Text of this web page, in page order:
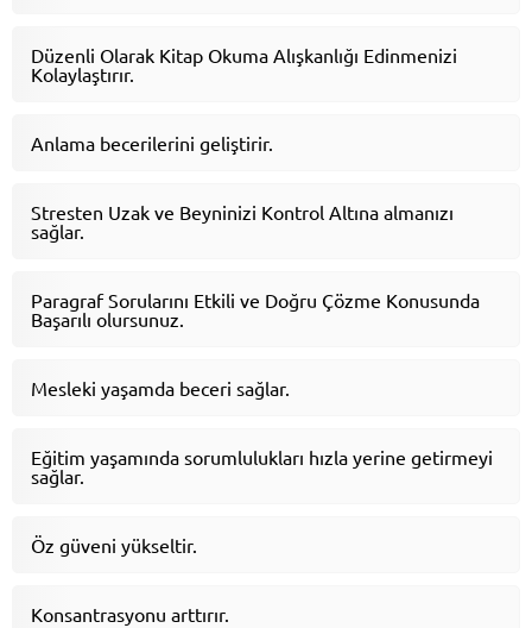
Düzenli Olarak Kitap Okuma Alışkanlığı Edinmenizi
Kolaylaştırır.
Anlama becerilerini geliştirir.
Stresten Uzak ve Beyninizi Kontrol Altına almanızı
sağlar.
Paragraf Sorularını Etkili ve Doğru Çözme Konusunda
Başarılı olursunuz.
Mesleki yaşamda beceri sağlar.
Eğitim yaşamında sorumlulukları hızla yerine getirmeyi
sağlar.
Öz güveni yükseltir.
Konsantrasyonu arttırır.